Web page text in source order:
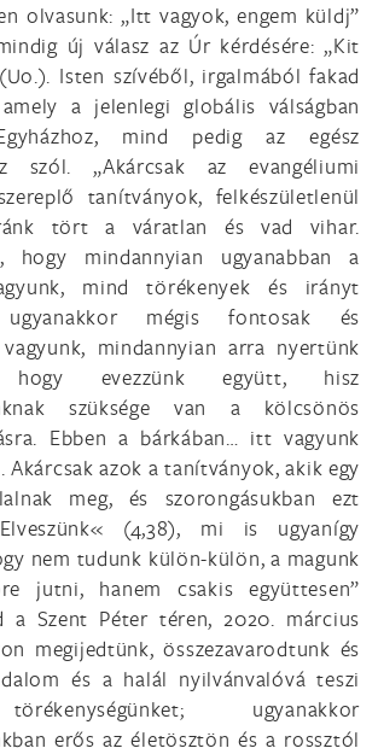
olvasunk: „Itt vagyok, engem küldj”
új válasz az Úr kérdésére: „Kit
Isten szívéből, irgalmából fakad
a jelenlegi globális válságban
mind pedig az egész
szól. „Akárcsak az evangéliumi
tanítványok, felkészületlenül
tört a váratlan és vad vihar.
hogy mindannyian ugyanabban a
mind törékenyek és irányt
ugyanakkor mégis fontosak és
vagyunk, mindannyian arra nyertünk
hogy evezzünk együtt, hisz
szüksége van a kölcsönös
Ebben a bárkában… itt vagyunk
Akárcsak azok a tanítványok, akik egy
meg, és szorongásukban ezt
(4,38), mi is ugyanígy
nem tudunk külön-külön, a magunk
jutni, hanem csakis együttesen”
a Szent Péter téren, 2020. március
megijedtünk, összezavarodtunk és
és a halál nyilvánvalóvá teszi
ugyanakkor
erős az életösztön és a rossztól